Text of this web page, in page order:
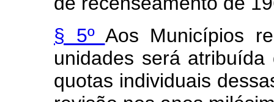
§ 5º Aos Municípios
unidades será
quotas individuais